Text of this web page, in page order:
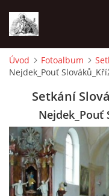
ÚVOD
OHLÁŠKY
PRAVIDELNÉ AKCE
KONTAKT
Úvod Fotoalbum
Nejdek_Pouť
Setkání
Nejdek_Pouť